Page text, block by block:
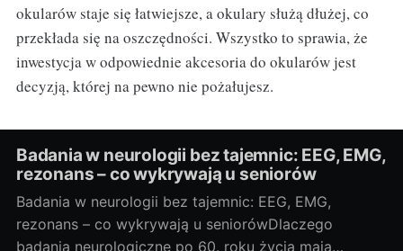
okularów staje się łatwiejsze, a okulary służą dłużej, co
przekłada się na oszczędności. Wszystko to sprawia, że
inwestycja w odpowiednie akcesoria do okularów jest
decyzją, której na pewno nie pożałujesz.
Badania w neurologii bez tajemnic: EEG, EMG,
rezonans – co wykrywają u seniorów
Badania w neurologii bez tajemnic: EEG, EMG,
rezonans – co wykrywają u seniorówDlaczego
badania neurologiczne po 60. roku życia mają